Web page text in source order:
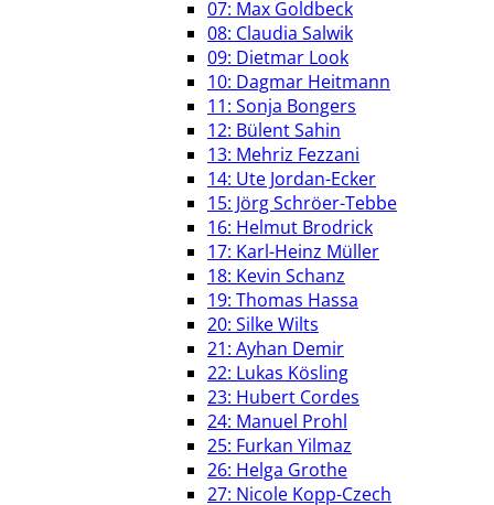
07: Max Goldbeck
08: Claudia Salwik
09: Dietmar Look
10: Dagmar Heitmann
11: Sonja Bongers
12: Bülent Sahin
13: Mehriz Fezzani
14: Ute Jordan-Ecker
15: Jörg Schröer-Tebbe
16: Helmut Brodrick
17: Karl-Heinz Müller
18: Kevin Schanz
19: Thomas Hassa
20: Silke Wilts
21: Ayhan Demir
22: Lukas Kösling
23: Hubert Cordes
24: Manuel Prohl
25: Furkan Yilmaz
26: Helga Grothe
27: Nicole Kopp-Czech